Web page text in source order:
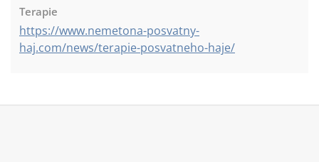
Terapie
https://www.nemetona-posvatny-
haj.com/news/terapie-posvatneho-haje/